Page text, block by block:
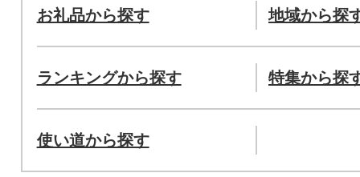
お礼品から探す 地域から探
ランキングから探す 特集から探
使い道から探す